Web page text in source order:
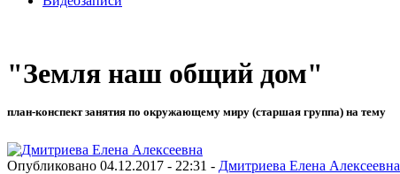
"Земля наш общий дом"
план-конспект занятия по окружающему миру (старшая группа) на тему
Опубликовано 04.12.2017 - 22:31 - Дмитриева Елена Алексеевна